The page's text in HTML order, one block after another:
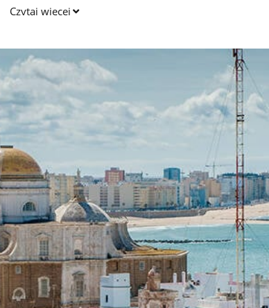
Marco de Jerez.
Czytaj więcej